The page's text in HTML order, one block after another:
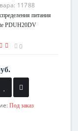
11788
питания
PDUH20DV
0
Под заказ